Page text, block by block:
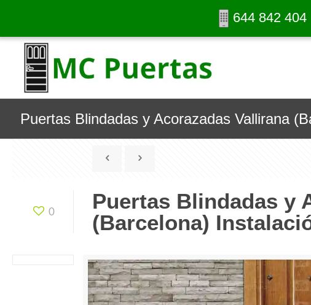
644 842 404
Puertas Blindadas y Acorazadas Vallirana
0
Puertas Blindadas y
(Barcelona)